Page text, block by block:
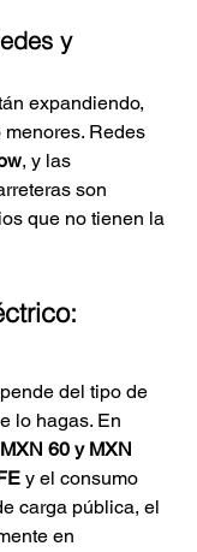
y
expandiendo,
Redes
, y las
son
que no tienen la
del tipo de
lo hagas. En
MXN 60 y MXN
y el consumo
carga pública, el
en